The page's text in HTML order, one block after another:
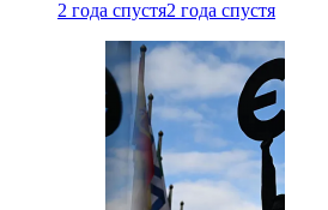
2 года спустя2 года спустя